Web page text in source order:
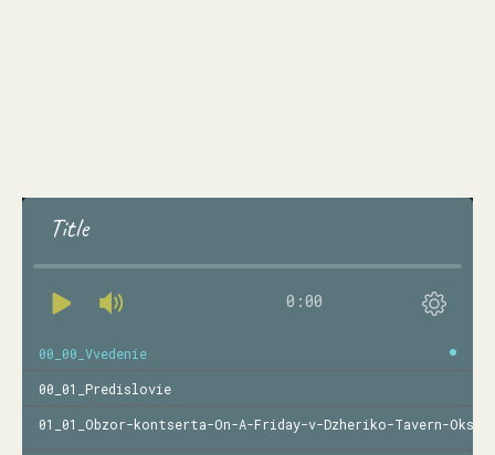
Title
0:00
00_00_Vvedenie
00_01_Predislovie
01_01_Obzor-kontserta-On-A-Friday-v-Dzheriko-Tavern-